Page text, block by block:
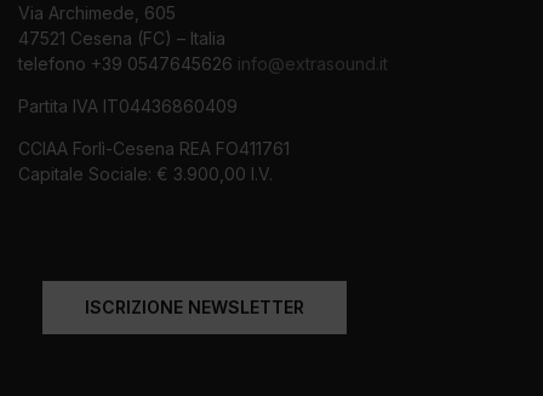
Via Archimede, 605
47521 Cesena (FC) – Italia
telefono +39 0547645626 info@extrasound.it
Partita IVA IT04436860409
CCIAA Forlì-Cesena REA FO411761
Capitale Sociale: € 3.900,00 I.V.
ISCRIZIONE NEWSLETTER